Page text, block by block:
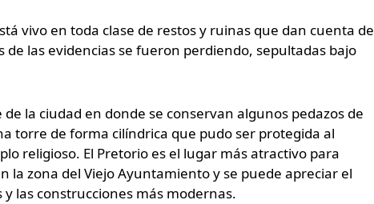
vivo en toda clase de restos y ruinas que dan cuenta de
las evidencias se fueron perdiendo, sepultadas bajo
la ciudad en donde se conservan algunos pedazos de
torre de forma cilíndrica que pudo ser protegida al
religioso. El Pretorio es el lugar más atractivo para
la zona del Viejo Ayuntamiento y se puede apreciar el
las construcciones más modernas.